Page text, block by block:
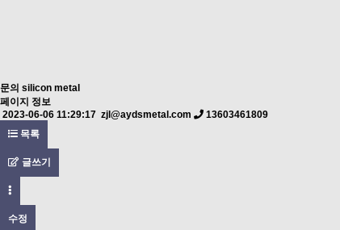
문의 silicon metal
페이지 정보
2023-06-06 11:29:17 zjl@aydsmetal.com
13603461809
목록
글쓰기
수정